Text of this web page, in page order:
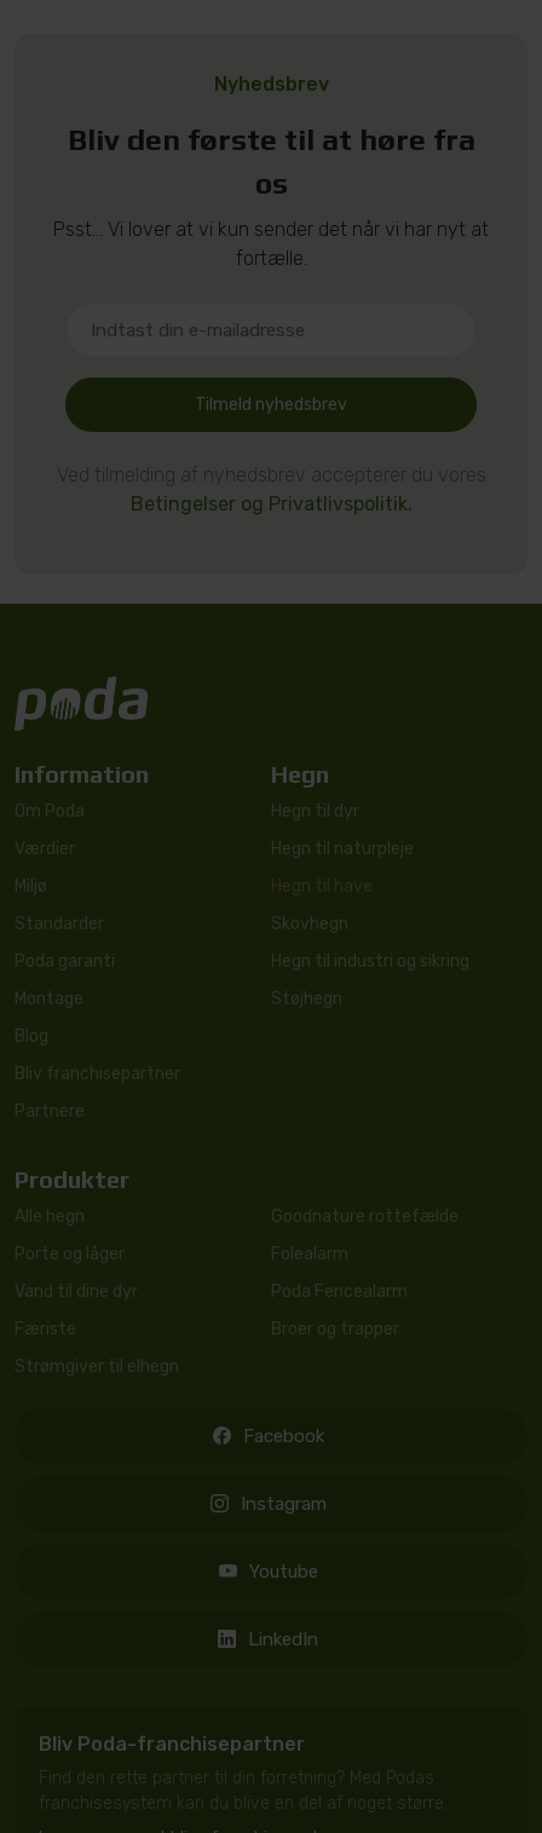
Nyhedsbrev
Bliv den første til at høre fra
os
Psst... Vi lover at vi kun sender det når vi har nyt at
fortælle.
Tilmeld nyhedsbrev
Ved tilmelding af nyhedsbrev accepterer du vores
Betingelser og Privatlivspolitik.
Information
Om Poda
Værdier
Miljø
Standarder
Poda garanti
Montage
Blog
Bliv franchisepartner
Partnere
Hegn
Hegn til dyr
Hegn til naturpleje
Hegn til have
Skovhegn
Hegn til industri og sikring
Støjhegn
Produkter
Alle hegn
Porte og låger
Vand til dine dyr
Færiste
Strømgiver til elhegn
Goodnature rottefælde
Folealarm
Poda Fencealarm
Broer og trapper
Facebook
Instagram
Youtube
LinkedIn
Bliv Poda-franchisepartner
Find den rette partner til din forretning? Med Podas
franchisesystem kan du blive en del af noget større.